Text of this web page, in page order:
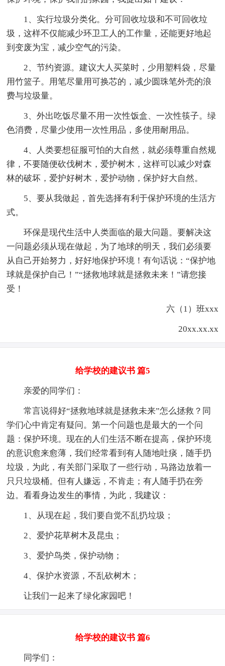
1、实行垃圾分类化。分可回收垃圾和不可回收垃
圾，这样不仅能减少环卫工人的工作量，还能更好地起
到变废为宝，减少空气的污染。
2、节约资源。建议大人买菜时，少用塑料袋，尽量
用竹篮子。用笔尽量用可换芯的，减少圆珠笔外壳的浪
费与垃圾量。
3、外出吃饭尽量不用一次性饭盒、一次性筷子。绿
色消费，尽量少使用一次性用品，多使用耐用品。
4、人类要想征服可怕的大自然，就必须尊重自然规
律，不要随便砍伐树木，爱护树木，这样可以减少对森
林的破坏，爱护好树木，爱护动物，保护好大自然。
5、要从我做起，首先选择有利于保护环境的生活方
式。
环保是现代生活中人类面临的最大问题。要解决这
一问题必须从现在做起，为了地球的明天，我们必须要
从自己开始努力，好好地保护环境！有句话说：“保护地
球就是保护自己！”“拯救地球就是拯救未来！”请您接
受！
六（1）班xxx
20xx.xx.xx
给学校的建议书 篇5
亲爱的同学们：
常言说得好“拯救地球就是拯救未来”怎么拯救？同
学们心中肯定有疑问。第一个问题也是最大的一个问
题：保护环境。现在的人们生活不断在提高，保护环境
的意识愈来愈薄，我们经常看到有人随地吐痰，随手扔
垃圾，为此，有关部门采取了一些行动，马路边放着一
只只垃圾桶。但有人嫌远，不肯走；有人随手扔在旁
边。看看身边发生的事情，为此，我建议：
1、从现在起，我们要自觉不乱扔垃圾；
2、爱护花草树木及昆虫；
3、爱护鸟类，保护动物；
4、保护水资源，不乱砍树木；
让我们一起来了绿化家园吧！
给学校的建议书 篇6
同学们：